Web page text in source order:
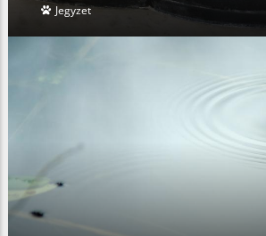
Hamvas Béla kör 2017